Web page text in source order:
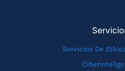
Servicios De